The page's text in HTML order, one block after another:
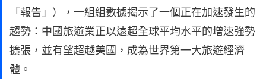
「報告」），一組組數據揭示了一個正在加速發生的
趨勢：中國旅遊業正以遠超全球平均水平的增速強勢
擴張，並有望超越美國，成為世界第一大旅遊經濟
體。